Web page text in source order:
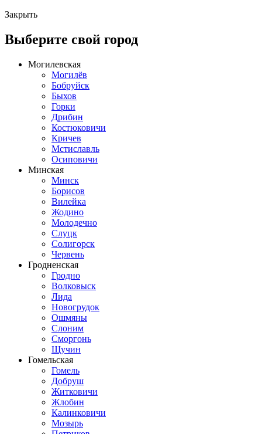
Закрыть
Выберите свой город
Могилевская
Могилёв
Бобруйск
Быхов
Горки
Дрибин
Костюковичи
Кричев
Мстиславль
Осиповичи
Минская
Минск
Борисов
Вилейка
Жодино
Молодечно
Слуцк
Солигорск
Червень
Гродненская
Гродно
Волковыск
Лида
Новогрудок
Ошмяны
Слоним
Сморгонь
Щучин
Гомельская
Гомель
Добруш
Житковичи
Жлобин
Калинковичи
Мозырь